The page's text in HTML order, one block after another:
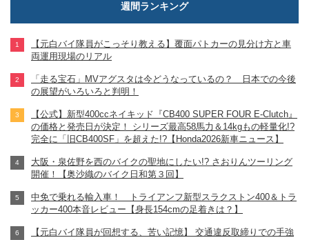
週間ランキング
【元白バイ隊員がこっそり教える】覆面パトカーの見分け方と車
両運用現場のリアル
「走る宝石」MVアグスタは今どうなっているの？ 日本での今後
の展望がいろいろと判明！
【公式】新型400ccネイキッド『CB400 SUPER FOUR E-Clutch』
の価格と発売日が決定！ シリーズ最高58馬力＆14kgもの軽量化!?
完全に「旧CB400SF」を超えた!?【Honda2026新車ニュース】
大阪・泉佐野を西のバイクの聖地にしたい!? さおりんツーリング
開催！【奥沙織のバイク日和第３回】
中免で乗れる輸入車！ トライアンフ新型スラクストン400＆トラ
ッカー400本音レビュー【身長154cmの足着きは？】
【元白バイ隊員が回想する、苦い記憶】 交通違反取締りでの手強